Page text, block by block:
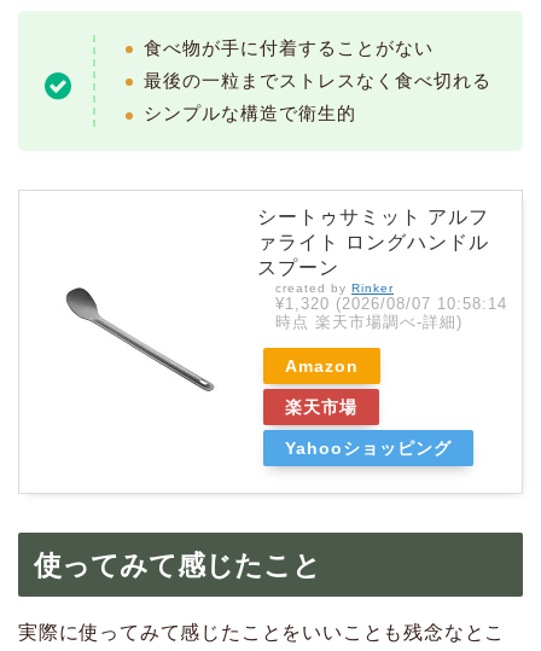
食べ物が手に付着することがない
最後の一粒までストレスなく食べ切れる
シンプルな構造で衛生的
シートゥサミット アルフ
ァライト ロングハンドル
スプーン
created by Rinker
¥1,320 (2026/08/07 10:58:14
時点 楽天市場調べ-詳細)
Amazon
楽天市場
Yahooショッピング
使ってみて感じたこと
実際に使ってみて感じたことをいいことも残念なとこ